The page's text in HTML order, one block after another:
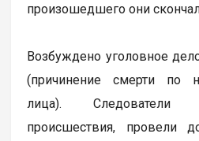
произошедшего они
Возбуждено уголовное
(причинение смерти по
лица). Следователи
происшествия, провели